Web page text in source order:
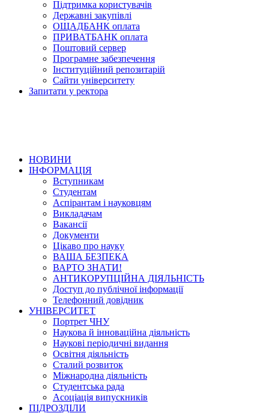
Підтримка користувачів
Державні закупівлі
ОЩАДБАНК оплата
ПРИВАТБАНК оплата
Поштовий сервер
Програмне забезпечення
Інституційний репозитарій
Сайти університету
Запитати у ректора
НОВИНИ
ІНФОРМАЦІЯ
Вступникам
Студентам
Аспірантам і науковцям
Викладачам
Вакансії
Документи
Цікаво про науку
ВАША БЕЗПЕКА
ВАРТО ЗНАТИ!
АНТИКОРУПЦІЙНА ДІЯЛЬНІСТЬ
Доступ до публічної інформації
Телефонний довідник
УНІВЕРСИТЕТ
Портрет ЧНУ
Наукова й інноваційна діяльність
Наукові періодичні видання
Освітня діяльність
Сталий розвиток
Міжнародна діяльність
Студентська рада
Асоціація випускників
ПІДРОЗДІЛИ